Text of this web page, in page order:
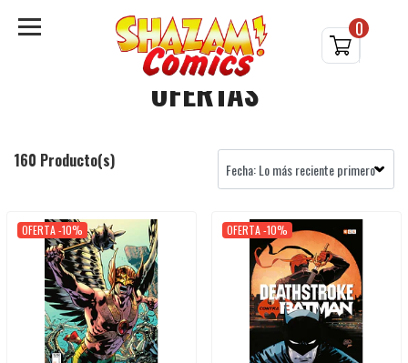
0
OFERTAS
160 Producto(s)
OFERTA -10% OFERTA -10%